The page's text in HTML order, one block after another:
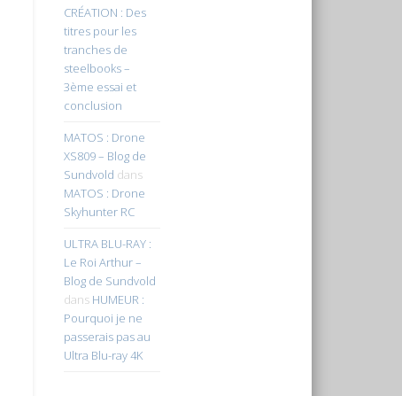
CRÉATION : Des
titres pour les
tranches de
steelbooks –
3ème essai et
conclusion
MATOS : Drone
XS809 – Blog de
Sundvold dans
MATOS : Drone
Skyhunter RC
ULTRA BLU-RAY :
Le Roi Arthur –
Blog de Sundvold
dans HUMEUR :
Pourquoi je ne
passerais pas au
Ultra Blu-ray 4K